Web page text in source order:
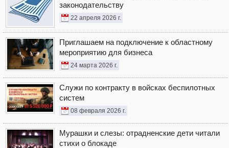
законодательству
22 апреля 2026 г.
Приглашаем на подключение к областному
мероприятию для бизнеса
24 марта 2026 г.
Служи по контракту в войсках беспилотных
систем
08 февраля 2026 г.
Мурашки и слезы: отрадненские дети читали
стихи о блокаде